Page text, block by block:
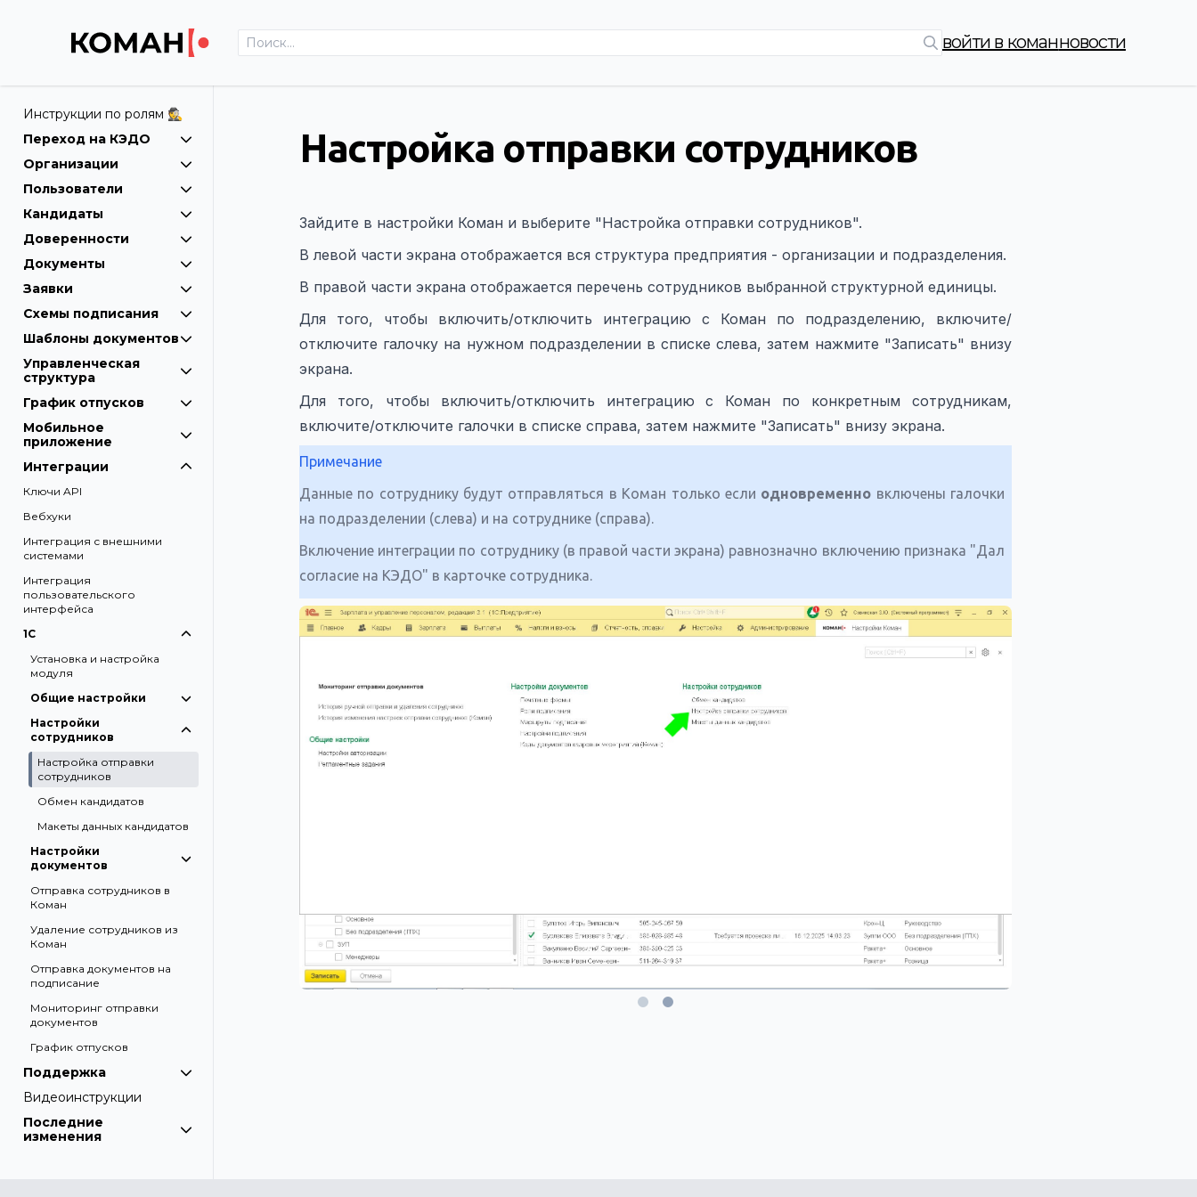
войти в команновости
Инструкции по ролям 🕵
Переход на КЭДО
Организации
Пользователи
Кандидаты
Доверенности
Документы
Заявки
Схемы подписания
Шаблоны документов
Управленческая
структура
График отпусков
Мобильное
приложение
Интеграции
Ключи API
Вебхуки
Интеграция с внешними
системами
Интеграция
пользовательского
интерфейса
1С
Установка и настройка
модуля
Общие настройки
Настройки
сотрудников
Настройка отправки
сотрудников
Обмен кандидатов
Макеты данных кандидатов
Настройки
документов
Отправка сотрудников в
Коман
Удаление сотрудников из
Коман
Отправка документов на
подписание
Мониторинг отправки
документов
График отпусков
Поддержка
Видеоинструкции
Последние
изменения
Настройка отправки сотрудников
Зайдите в настройки Коман и выберите "Настройка отправки сотрудников".
В левой части экрана отображается вся структура предприятия - организации и подразделения.
В правой части экрана отображается перечень сотрудников выбранной структурной единицы.
Для того, чтобы включить/отключить интеграцию с Коман по подразделению, включите/
отключите галочку на нужном подразделении в списке слева, затем нажмите "Записать" внизу
экрана.
Для того, чтобы включить/отключить интеграцию с Коман по конкретным сотрудникам,
включите/отключите галочки в списке справа, затем нажмите "Записать" внизу экрана.
Примечание
Данные по сотруднику будут отправляться в Коман только если одновременно включены галочки
на подразделении (слева) и на сотруднике (справа).
Включение интеграции по сотруднику (в правой части экрана) равнозначно включению признака "Дал
согласие на КЭДО" в карточке сотрудника.